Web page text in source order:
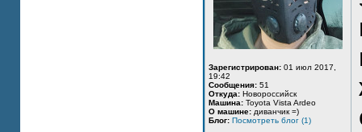
Зарегистрирован: 01 июл 2017,
19:42
Сообщения: 51
Откуда: Новороссийск
Машина: Toyota Vista Ardeo
О машине: диванчик =)
Блог: Посмотреть блог (1)